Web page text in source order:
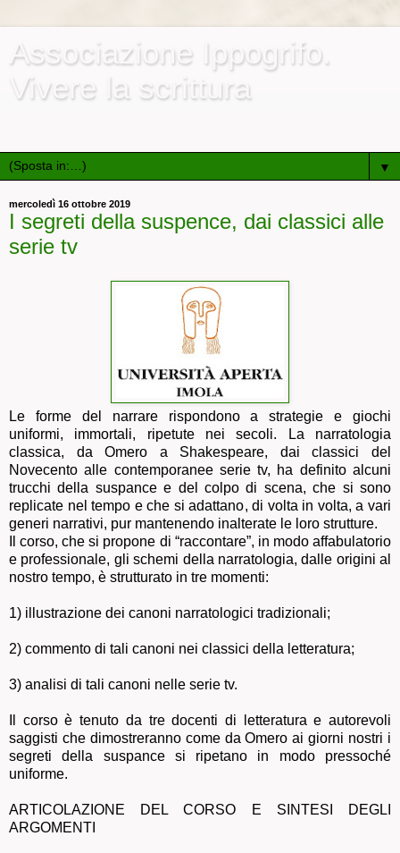
Associazione Ippogrifo.
Vivere la scrittura
▼
mercoledì 16 ottobre 2019
I segreti della suspence, dai classici alle
serie tv
Le forme del narrare rispondono a strategie e giochi
uniformi, immortali, ripetute nei secoli. La narratologia
classica, da Omero a Shakespeare, dai classici del
Novecento alle contemporanee serie tv, ha definito alcuni
trucchi della suspance e del colpo di scena, che si sono
replicate nel tempo e che si adattano, di volta in volta, a vari
generi narrativi, pur mantenendo inalterate le loro strutture.
Il corso, che si propone di “raccontare”, in modo affabulatorio
e professionale, gli schemi della narratologia, dalle origini al
nostro tempo, è strutturato in tre momenti:
1) illustrazione dei canoni narratologici tradizionali;
2) commento di tali canoni nei classici della letteratura;
3) analisi di tali canoni nelle serie tv.
Il corso è tenuto da tre docenti di letteratura e autorevoli
saggisti che dimostreranno come da Omero ai giorni nostri i
segreti della suspance si ripetano in modo pressoché
uniforme.
ARTICOLAZIONE DEL CORSO E SINTESI DEGLI
ARGOMENTI